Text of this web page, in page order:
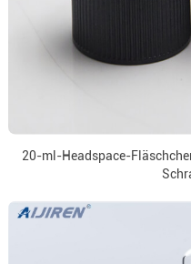
20-ml-Headspace-